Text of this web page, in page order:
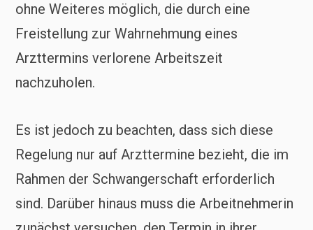
ohne Weiteres möglich, die durch eine
Freistellung zur Wahrnehmung eines
Arzttermins verlorene Arbeitszeit
nachzuholen.
Es ist jedoch zu beachten, dass sich diese
Regelung nur auf Arzttermine bezieht, die im
Rahmen der Schwangerschaft erforderlich
sind. Darüber hinaus muss die Arbeitnehmerin